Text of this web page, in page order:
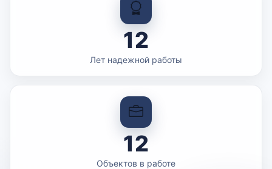
12
Лет надежной работы
12
Объектов в работе